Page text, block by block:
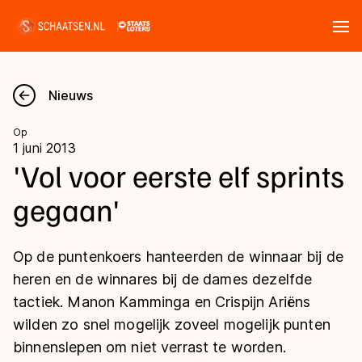
Nieuws
Kalender
Disciplines
Langebaan
Shorttrack
Inlineskaten
Uitslagen
Langebaan
Shorttrack
Marathon
Tijden & historie
Ranglijsten Langebaan
Nieuws
Op
1 juni 2013
'Vol voor eerste elf sprints
gegaan'
Op de puntenkoers hanteerden de winnaar bij de
heren en de winnares bij de dames dezelfde
tactiek. Manon Kamminga en Crispijn Ariëns
wilden zo snel mogelijk zoveel mogelijk punten
binnenslepen om niet verrast te worden.